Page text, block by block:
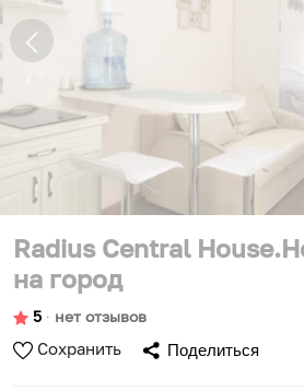
Radius Central
на город
5 ∙ нет отзывов
Сохранить Поделиться